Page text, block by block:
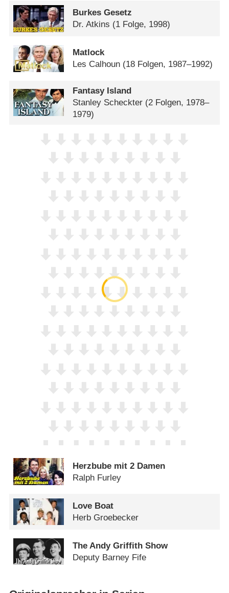
Burkes Gesetz
Dr. Atkins (1 Folge, 1998)
Matlock
Les Calhoun (18 Folgen, 1987–1992)
Fantasy Island
Stanley Scheckter (2 Folgen, 1978–
1979)
Herzbube mit 2 Damen
Ralph Furley
Love Boat
Herb Groebecker
The Andy Griffith Show
Deputy Barney Fife